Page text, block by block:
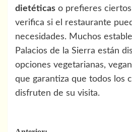
dietéticas o prefieres
verifica si el restaurante
necesidades. Muchos
Palacios de la Sierra están
opciones vegetarianas,
que garantiza que todos los
disfruten de su visita.